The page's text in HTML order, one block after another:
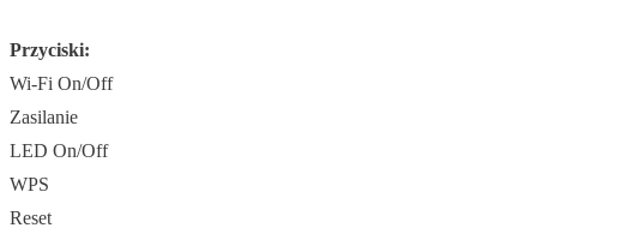
Przyciski:
Wi-Fi On/Off
Zasilanie
LED On/Off
WPS
Reset